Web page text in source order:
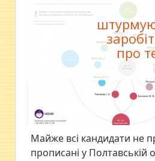
про
Майже всі кандидати не
прописані у Полтавській